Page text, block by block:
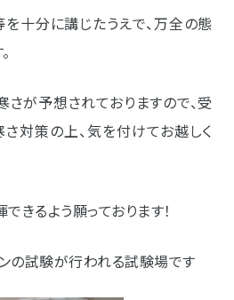
を十分に講じたうえで、万全の態
が予想されておりますので、受
対策の上、気を付けてお越しく
きるよう願っております！
の試験が行われる試験場です